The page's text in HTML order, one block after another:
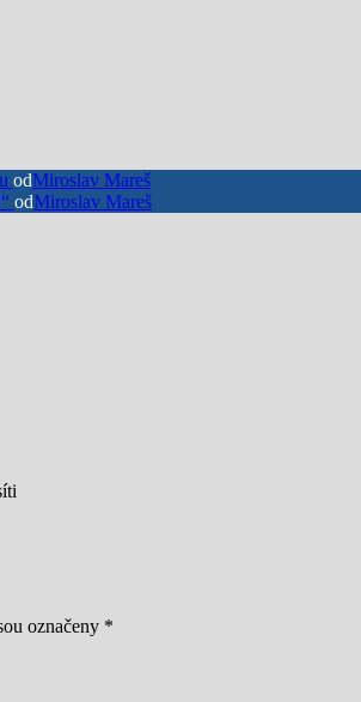
odMiroslav Mareš
odMiroslav Mareš
označeny *